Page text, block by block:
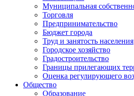
Муниципальная
Торговля
Предпринимательство
Бюджет города
Труд и занятость населения
Городское хозяйство
Градостроительство
Границы прилегающих
Оценка регулирующего
Общество
Образование